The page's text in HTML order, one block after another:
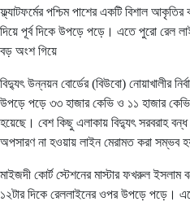
ফ্ল্যাটফর্মের পশ্চিম পাশের একটি বিশাল
দিয়ে পূর্ব দিকে উপড়ে পড়ে। এতে পুরো রেল
বড় অংশ গিয়ে
বিদ্যুৎ উন্নয়ন বোর্ডের (বিউবো) নোয়াখালীর
উপড়ে পড়ে ৩৩ হাজার কেভি ও ১১ হাজার
হয়েছে। বেশ কিছু এলাকায় বিদ্যুৎ সরবরাহ
অপসারণ না হওয়ায় লাইন মেরামত করা সম্ভব
মাইজদী কোর্ট স্টেশনের মাস্টার ফখরুল
১২টার দিকে রেললাইনের ওপর উপড়ে পড়ে।